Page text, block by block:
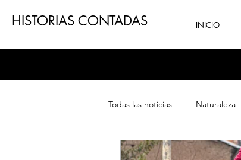
HISTORIAS CONTADAS INICIO
Todas las noticias Naturaleza
Teatro Patrimonio